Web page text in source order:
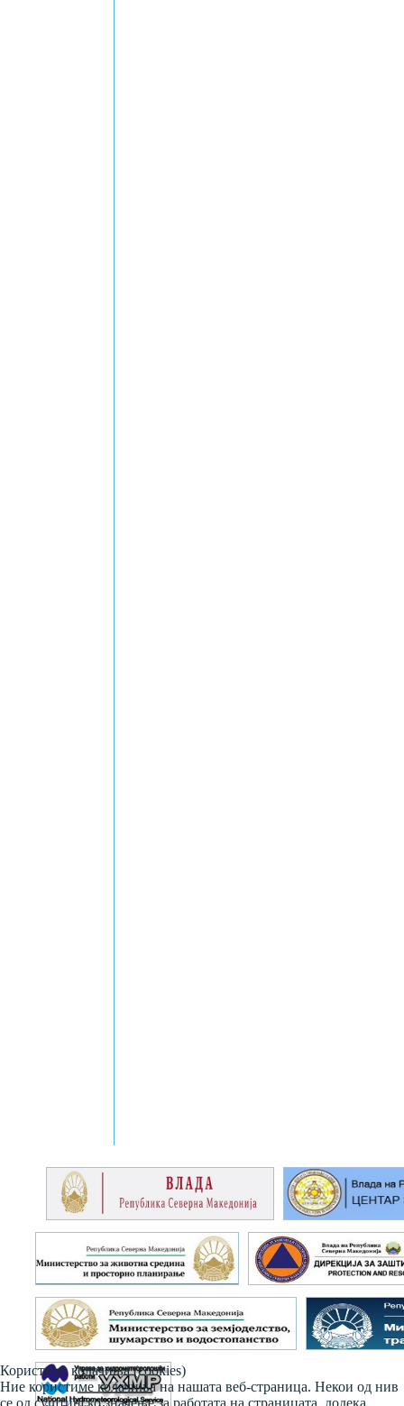
Користиме колачиња (cookies)
Ние користиме колачиња на нашата веб-страница. Некои од нив
се од суштинско значење за работата на страницата, додека